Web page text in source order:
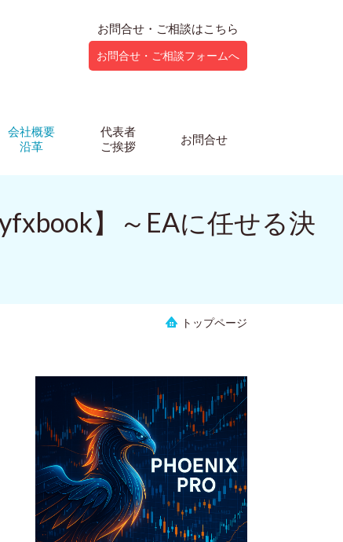
お問合せ・ご相談はこちら
お問合せ・ご相談フォームへ
会社概要
沿革
代表者
ご挨拶
お問合せ
】～EAに任せる決
トップページ